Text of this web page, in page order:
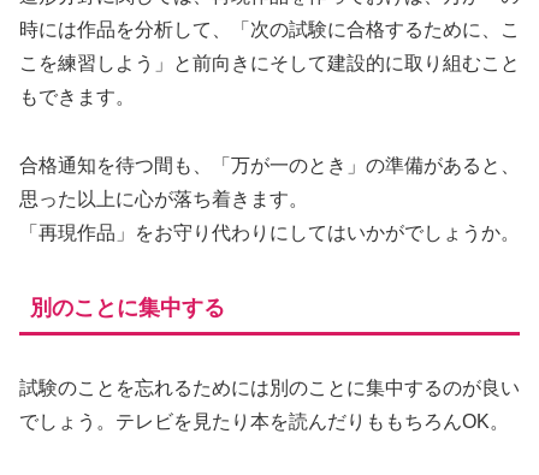
時には作品を分析して、「次の試験に合格するために、こ
こを練習しよう」と前向きにそして建設的に取り組むこと
もできます。
合格通知を待つ間も、「万が一のとき」の準備があると、
思った以上に心が落ち着きます。
「再現作品」をお守り代わりにしてはいかがでしょうか。
別のことに集中する
試験のことを忘れるためには別のことに集中するのが良い
でしょう。テレビを見たり本を読んだりももちろんOK。